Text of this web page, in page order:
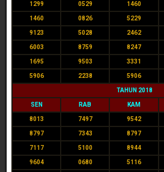
1299 0529 1460
1460 0826 5229
9123 5028 2462
6003 8759 8247
1695 9503 3331
5906 2238 5906
TAHUN 2018
SEN RAB KAM
8013 7497 9542
8797 7343 8797
7117 5100 8944
9604 0680 5116